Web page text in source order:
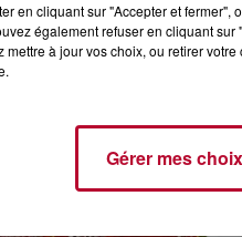
en cliquant sur "Accepter et
également refuser en cliquant
mettre à jour vos choix, ou retirer
Gérer mes choix